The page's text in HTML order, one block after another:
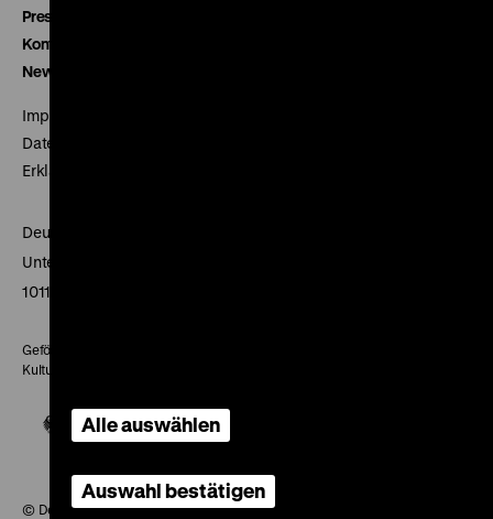
Presse
Kontakt
Newsletter
Impressum
Datenschutz
Erklärung digitale Barrierefreiheit
Deutsches Historisches Museum
Unter den Linden 2
10117 Berlin
Gefördert mit Mitteln des Beauftragten der Bundesregierung für
Kultur und Medien
© Deutsches Historisches Museum, 2026
Alle auswählen
Auswahl bestätigen